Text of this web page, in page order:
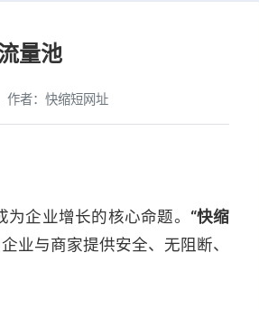
量池
作者：快缩短网址
企业增长的核心命题。 “快缩
业与商家提供安全、无阻断、